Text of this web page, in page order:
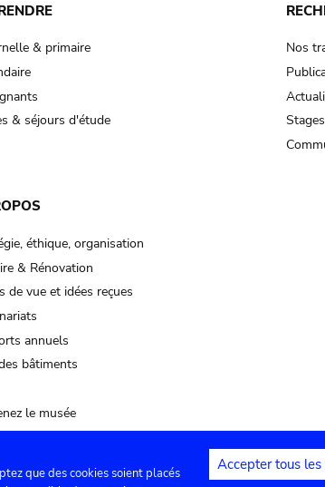
& primaire
& séjours d'étude
Nos
éthique, organisation
& Rénovation
de vue et idées reçues
annuels
bâtiments
le musée
que des cookies soient placés
Accepter tous les